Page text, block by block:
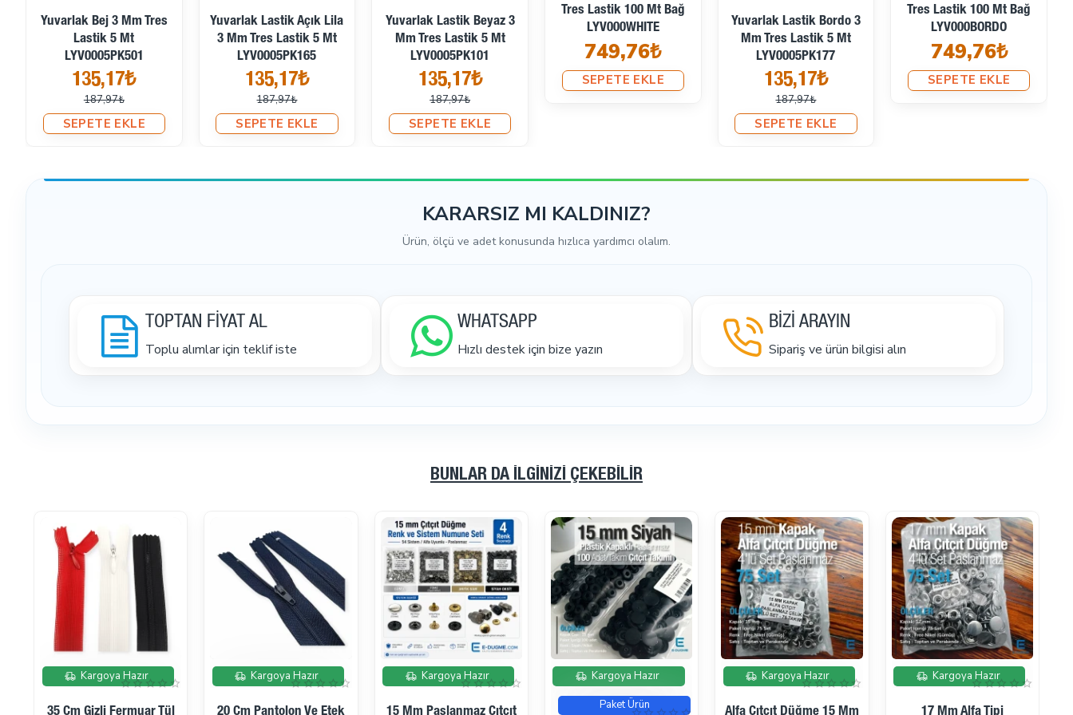
Yuvarlak Lastik Bordo 3
Mm Tres Lastik 5 Mt
LYV0005PK177
135,17₺
187,97₺
SEPETE EKLE
LYV000BORDO
749,76₺
SEPETE EKLE
Yuvarlak Lastik Elma
Yeşili 3 Mm Tres Lastik 5
Mt LYV0005PK334
135,17₺
187,97₺
SEPETE EKLE
Yuvarlak Lastik Gri 3 Mm
LYV0005PK538
135,17₺
LYV000GREY
749,76₺
SEPETE EKLE
Yuvarlak Lastik Gül
5 Mt LYV0005PK406
135,17₺
KARARSIZ MI KALDINIZ?
Ürün, ölçü ve adet konusunda hızlıca yardımcı olalım.
TOPTAN FİYAT AL
Toplu alımlar için teklif iste
WHATSAPP
Hızlı destek için bize yazın
BİZİ ARAYIN
Sipariş ve ürün bilgisi alın
BUNLAR DA İLGINIZI ÇEKEBILIR
İndirimde
Kargoya Hazır İndirimde
Kargoya Hazır İndirimde
Kargoya Hazır İndirimde
Kargoya Hazır İndirimde
Kargoya Hazır İndirimde
Kargoya Hazır